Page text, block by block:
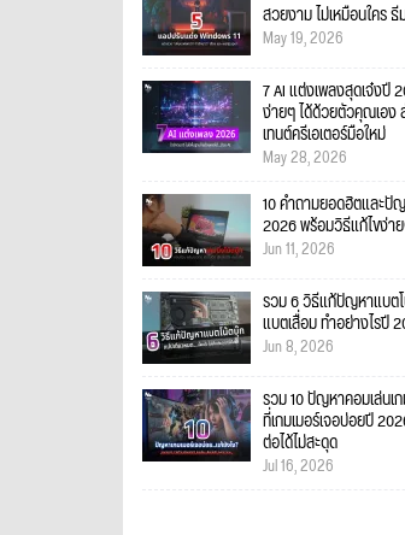
สวยงาม ไม่เหมือนใคร
May 19, 2026
7 AI แต่งเพลงสุดเจ๋งปี
ง่ายๆ ได้ด้วยตัวคุณเอง
เทนต์ครีเอเตอร์มือใหม่
May 28, 2026
10 คำถามยอดฮิตและปั
2026 พร้อมวิธีแก้ไขง่า
Jun 11, 2026
รวม 6 วิธีแก้ปัญหาแบตโ
แบตเสื่อม ทำอย่างไรปี
Jun 8, 2026
รวม 10 ปัญหาคอมเล่นเ
ที่เกมเมอร์เจอบ่อยปี
ต่อได้ไม่สะดุด
Jul 16, 2026